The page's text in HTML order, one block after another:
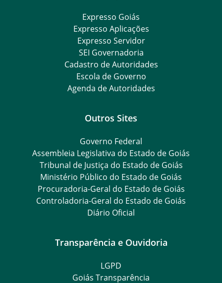
Expresso Goiás
Expresso Aplicações
Expresso Servidor
SEI Governadoria
Cadastro de Autoridades
Escola de Governo
Agenda de Autoridades
Outros Sites
Governo Federal
Assembleia Legislativa do Estado de Goiás
Tribunal de Justiça do Estado de Goiás
Ministério Público do Estado de Goiás
Procuradoria-Geral do Estado de Goiás
Controladoria-Geral do Estado de Goiás
Diário Oficial
Transparência e Ouvidoria
LGPD
Goiás Transparência